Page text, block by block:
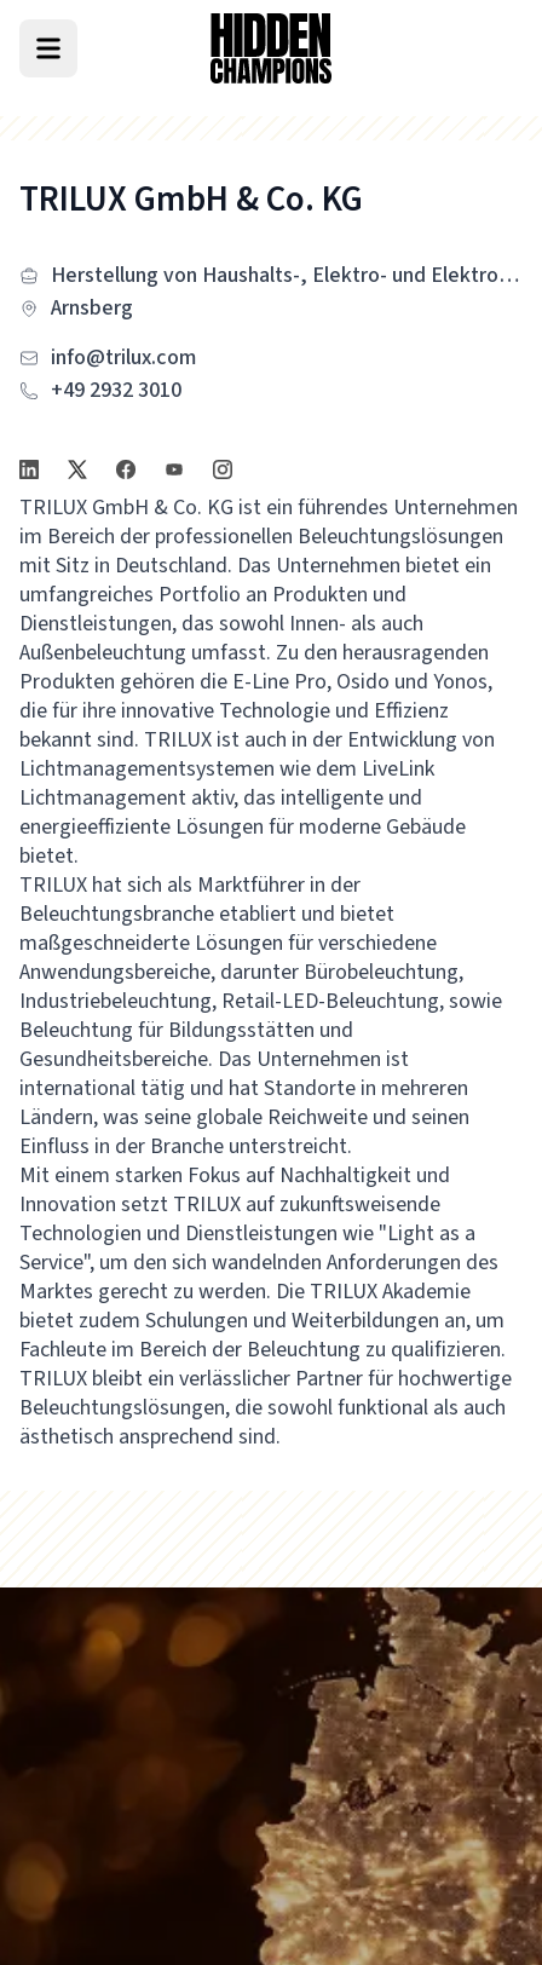
TRILUX GmbH & Co. KG
Herstellung von Haushalts-, Elektro- und Elektronikgeräten
Arnsberg
info@trilux.com
+49 2932 3010
TRILUX GmbH & Co. KG ist ein führendes Unternehmen
im Bereich der professionellen Beleuchtungslösungen
mit Sitz in Deutschland. Das Unternehmen bietet ein
umfangreiches Portfolio an Produkten und
Dienstleistungen, das sowohl Innen- als auch
Außenbeleuchtung umfasst. Zu den herausragenden
Produkten gehören die E-Line Pro, Osido und Yonos,
die für ihre innovative Technologie und Effizienz
bekannt sind. TRILUX ist auch in der Entwicklung von
Lichtmanagementsystemen wie dem LiveLink
Lichtmanagement aktiv, das intelligente und
energieeffiziente Lösungen für moderne Gebäude
bietet.
TRILUX hat sich als Marktführer in der
Beleuchtungsbranche etabliert und bietet
maßgeschneiderte Lösungen für verschiedene
Anwendungsbereiche, darunter Bürobeleuchtung,
Industriebeleuchtung, Retail-LED-Beleuchtung, sowie
Beleuchtung für Bildungsstätten und
Gesundheitsbereiche. Das Unternehmen ist
international tätig und hat Standorte in mehreren
Ländern, was seine globale Reichweite und seinen
Einfluss in der Branche unterstreicht.
Mit einem starken Fokus auf Nachhaltigkeit und
Innovation setzt TRILUX auf zukunftsweisende
Technologien und Dienstleistungen wie "Light as a
Service", um den sich wandelnden Anforderungen des
Marktes gerecht zu werden. Die TRILUX Akademie
bietet zudem Schulungen und Weiterbildungen an, um
Fachleute im Bereich der Beleuchtung zu qualifizieren.
TRILUX bleibt ein verlässlicher Partner für hochwertige
Beleuchtungslösungen, die sowohl funktional als auch
ästhetisch ansprechend sind.